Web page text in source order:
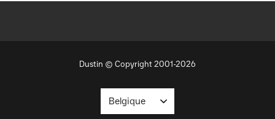
Dustin © Copyright 2001-2026
Belgique